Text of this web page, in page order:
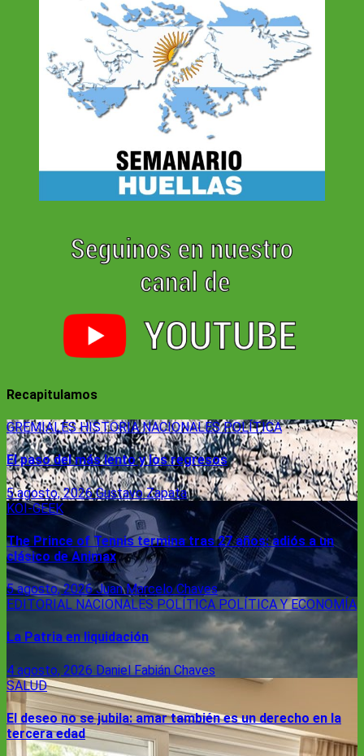
Recapitulamos
GREMIALESHISTORIANACIONALESPOLÍTICA
El paso del más lento y los regresos
5 agosto, 2026Gustavo Zapata
KOI-GEEK
The Prince of Tennis termina tras 27 años: adiós a un
clásico de Animax
5 agosto, 2026Juan Marcelo Chaves
EDITORIAL NACIONALES POLÍTICA POLÍTICA Y ECONOMÍA
La Patria en liquidación
4 agosto, 2026 Daniel Fabián Chaves
SALUD
El deseo no se jubila: amar también es un derecho en la
tercera edad